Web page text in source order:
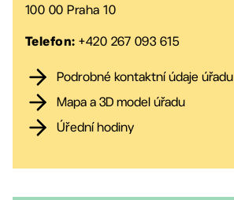
100 00 Praha 10
Telefon:+420 267 093 615
Podrobné kontaktní údaje úřadu
Mapa a 3D model úřadu
Úřední hodiny